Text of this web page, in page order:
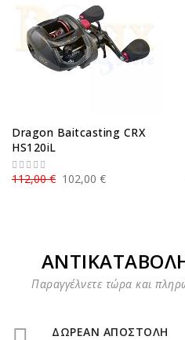
Dragon Baitcasting CRX
HS120iL
102,00 €
112,00 €
Παραγγέλνετε τώρα και
ΔΩΡΕΑΝ ΑΠΟΣΤΟΛΗ